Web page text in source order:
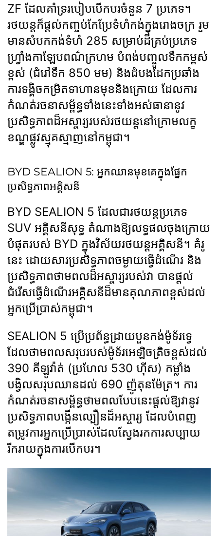
ZF ដែលគាំទ្ររបៀបបើកបរចំនួន 7 ប្រភេទ។
រថយន្តក៏ផ្ដល់កញ្ចប់កែប្រែទំហំកង់ក្នុងរោងចក្រ រួម
មានសំបកកង់ទំហំ 285 សម្រាប់ដីគ្រប់ប្រភេទ
ហ្វ្រាំងកាឡែបពណ៌ក្រហម បំពង់បញ្ចូលទឹកកម្ពស់
ខ្ពស់ (ជំរៅទឹក 850 មម) និងដំបងដែកប្រឆាំង
ការទង្គិចកម្រិតទាហានមុខនិងក្រោយ ដែលការ
កំណត់រចនាសម្ព័ន្ធទាំងនេះទាំងអស់ធានានូវ
ប្រសិទ្ធភាពដ៏អស្ចារ្យរបស់រថយន្តនៅក្រោមលក្ខ
ខណ្ឌផ្លូវស្មុគស្មាញនៅកម្ពុជា។
BYD SEALION 5: អ្នកឈានមុខគេក្នុងផ្នែក
ប្រសិទ្ធភាពអគ្គិសនី
BYD SEALION 5 ដែលជារថយន្តប្រភេទ
SUV អគ្គិសនីសុទ្ធ តំណាងឱ្យលទ្ធផលចុងក្រោយ
បំផុតរបស់ BYD ក្នុងវិស័យរថយន្តអគ្គិសនី។ គំរូ
នេះ ដោយសារប្រសិទ្ធភាពចម្ងាយធ្វើដំណើរ និង
ប្រសិទ្ធភាពថាមពលដ៏អស្ចារ្យរបស់វា បានផ្ដល់
ជំរើសធ្វើដំណើរអគ្គិសនីដ៏មានគុណភាពខ្ពស់ដល់
អ្នកប្រើប្រាស់កម្ពុជា។
SEALION 5 ប្រើប្រព័ន្ធដ្រាយបួនកង់ម៉ូទ័រទ្វេ
ដែលថាមពលសរុបរបស់ម៉ូទ័រអេឡិចត្រិចខ្ពស់ដល់
390 គីឡូវ៉ាត់ (ប្រហែល 530 ហ៊ីស) កម្លាំង
បង្វិលសរុបឈានដល់ 690 ញ៉ូតុនម៉ែត្រ។ ការ
កំណត់រចនាសម្ព័ន្ធថាមពលបែបនេះផ្ដល់ឱ្យវានូវ
ប្រសិទ្ធភាពបង្កើនល្បឿនដ៏អស្ចារ្យ ដែលបំពេញ
តម្រូវការអ្នកប្រើប្រាស់ដែលស្វែងរកការសប្បាយ
រីករាយក្នុងការបើកបរ។